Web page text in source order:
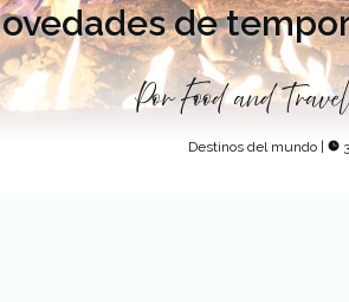
de
Por Food and
Destinos del mundo |